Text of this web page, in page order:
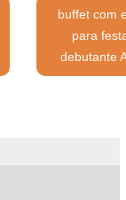
buffet com
para
debutante